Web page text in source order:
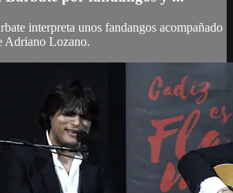
interpreta unos fandangos acompañado
Adriano Lozano.